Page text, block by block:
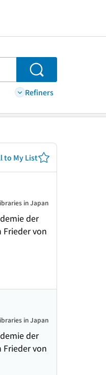
Search
Refiners
to My List
der
Frieder von
in Japan
der
Frieder von
in Japan